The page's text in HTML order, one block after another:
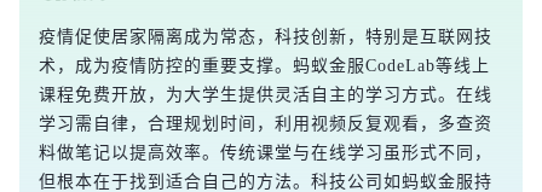
疫情促使居家隔离成为常态，科技创新，特别是互联网技
术，成为疫情防控的重要支撑。蚂蚁金服CodeLab等线上
课程免费开放，为大学生提供灵活自主的学习方式。在线
学习需自律，合理规划时间，利用视频反复观看，多查资
料做笔记以提高效率。传统课堂与在线学习虽形式不同，
但根本在于找到适合自己的方法。科技公司如蚂蚁金服持